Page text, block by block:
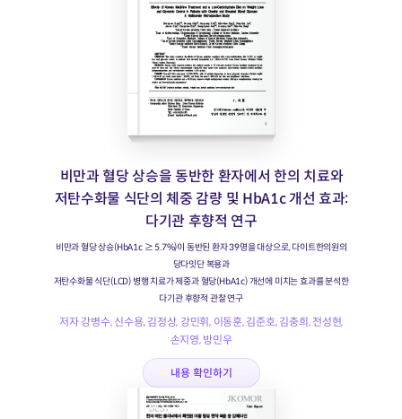
비만과 혈당 상승을 동반한 환자에서 한의 치료와
저탄수화물 식단의 체중 감량 및 HbA1c 개선 효과:
다기관 후향적 연구
비만과 혈당 상승(HbA1c ≥ 5.7%)이 동반된 환자 39명을 대상으로, 다이트한의원의
당다잇단 복용과
저탄수화물 식단(LCD) 병행 치료가 체중과 혈당(HbA1c) 개선에 미치는 효과를 분석한
다기관 후향적 관찰 연구
저자 강병수, 신수용, 김정상, 강민휘, 이동훈, 김준호, 김충희, 전성현,
손지영, 방민우
내용 확인하기